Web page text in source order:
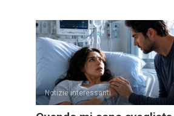
Notizie interessanti